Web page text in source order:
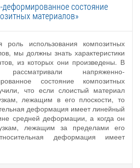
состояние
материалов»
роль использования композитных
мы должны знать характеристики
из которых они произведены. В
рассматривали напряженно-
состояние композитных
что если слоистый материал
лежащим в его плоскости, то
деформация имеет линейный
средней деформации, а когда он
лежащим за пределами его
деформация имеет